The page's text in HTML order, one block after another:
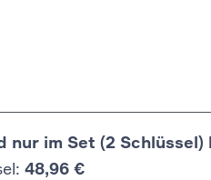
nur im Set (2
48,96 €